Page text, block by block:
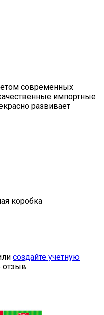
современных
импортные
развивает
коробка
создайте учетную
отзыв